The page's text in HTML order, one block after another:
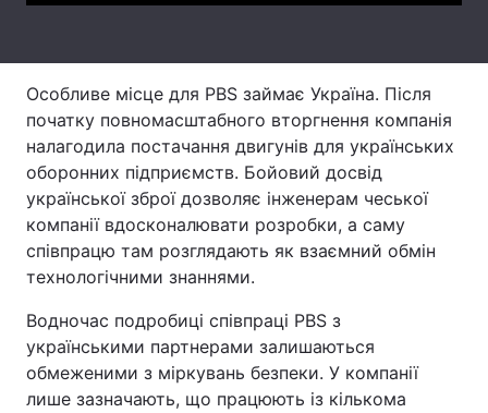
Інтерв'ю Думки
Архів Вакансії
Контакти
Послуги
Особливе місце для PBS займає Україна. Після
початку повномасштабного вторгнення компанія
налагодила постачання двигунів для українських
оборонних підприємств. Бойовий досвід
української зброї дозволяє інженерам чеської
компанії вдосконалювати розробки, а саму
співпрацю там розглядають як взаємний обмін
технологічними знаннями.
Водночас подробиці співпраці PBS з
українськими партнерами залишаються
обмеженими з міркувань безпеки. У компанії
лише зазначають, що працюють із кількома